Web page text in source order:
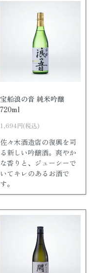
宝船浪の音 純米吟醸
720ml
1,694円(税込)
佐々木酒造店の復興を司
る新しい吟醸酒。爽やか
な香りと、ジューシーで
いてキレのあるお酒で
す。